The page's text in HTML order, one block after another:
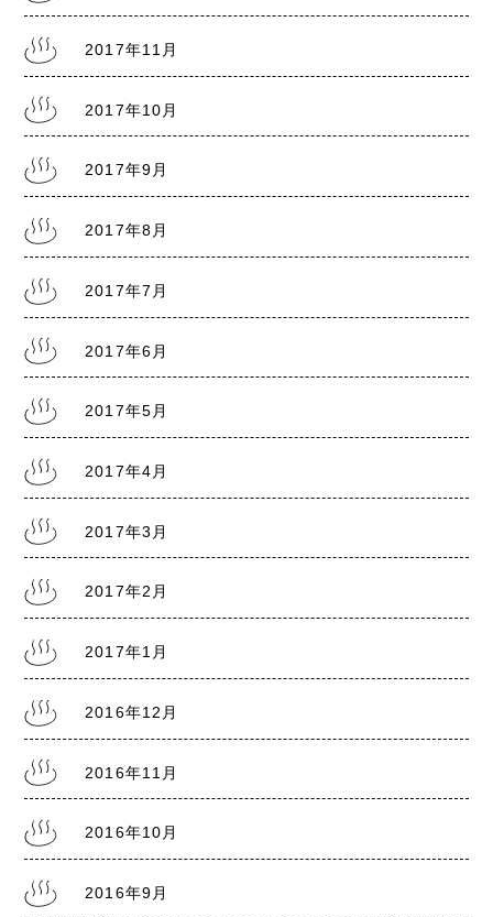
2017年11月
2017年10月
2017年9月
2017年8月
2017年7月
2017年6月
2017年5月
2017年4月
2017年3月
2017年2月
2017年1月
2016年12月
2016年11月
2016年10月
2016年9月